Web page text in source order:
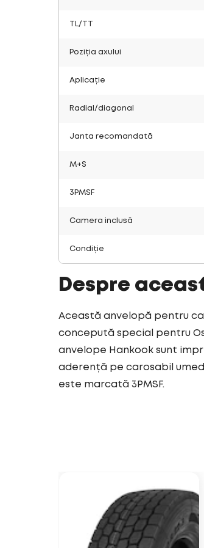
TL/TT
Poziția axului
Aplicație
Radial/diagonal
Janta recomandată
M+S
3PMSF
Camera inclusă
Condiție
Despre
Această anvelopă pentru
concepută special pentru
anvelope Hankook sunt
aderență pe carosabil
este marcată 3PMSF.